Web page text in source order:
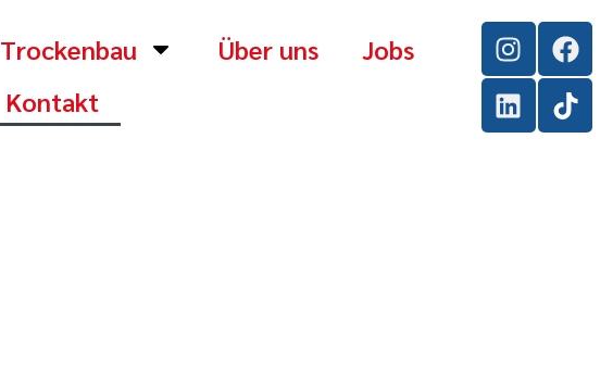
Trockenbau Über uns
Jobs
Kontakt